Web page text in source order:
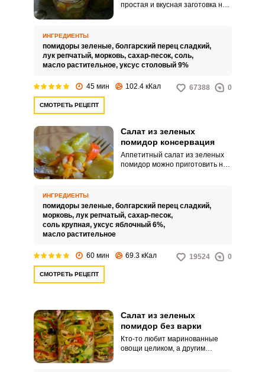
простая и вкусная заготовка на
приготовления – не
понадобится много времени и
сил.
ИНГРЕДИЕНТЫ
помидоры зеленые, болгарский перец сладкий,
лук репчатый, морковь, сахар-песок, соль,
масло растительное, уксус столовый 9%
45 мин 102.4 кКал 67388 0
СМОТРЕТЬ РЕЦЕПТ
Салат из зеленых
помидор консервация
Аппетитный салат из зеленых
помидор можно приготовить не
совсем не сложно.
ИНГРЕДИЕНТЫ
помидоры зеленые, болгарский перец сладкий,
морковь, лук репчатый, сахар-песок,
соль крупная, уксус яблочный 6%,
масло растительное
60 мин 69.3 кКал 19524 0
СМОТРЕТЬ РЕЦЕПТ
Салат из зеленых
помидор без варки
Кто-то любит маринованные
овощи целиком, а другим